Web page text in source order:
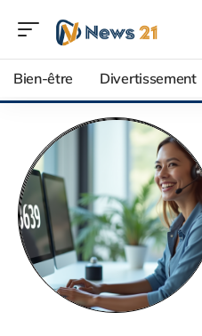
Bien-être Divertissement